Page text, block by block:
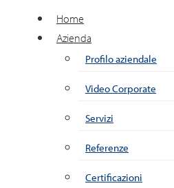
Home
Azienda
Profilo aziendale
Video Corporate
Servizi
Referenze
Certificazioni